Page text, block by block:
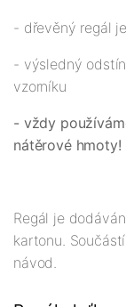
- dřevěný regál
- výsledný
vzorníku
- vždy
nátěrové hmoty!
Regál je
kartonu.
návod.